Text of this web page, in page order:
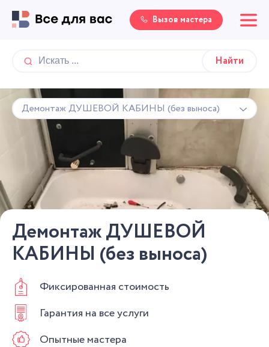
Вызов мастера
Демонтаж ДУШЕВОЙ КАБИНЫ (без выноса)
Демонтаж ДУШЕВОЙ
КАБИНЫ (без выноса)
Фиксированная стоимость
Гарантия на все услуги
Опытные мастера